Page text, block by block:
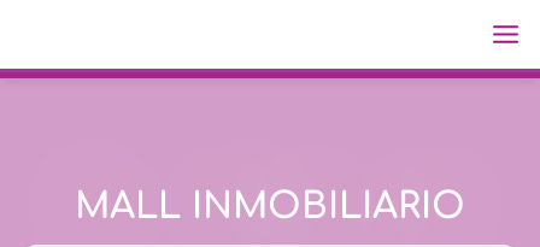
contenido
MALL INMOBILIARIO